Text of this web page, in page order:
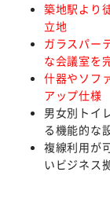
築地駅より
立地
ガラスパー
な会議室を
什器やソフ
アップ仕様
男女別トイ
る機能的な
複線利用が
いビジネス